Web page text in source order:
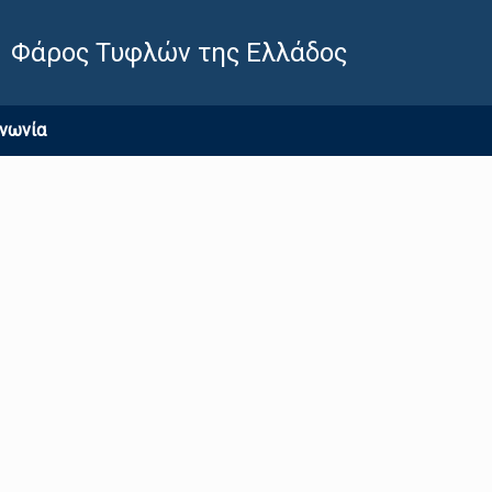
Φάρος Τυφλών της Ελλάδος